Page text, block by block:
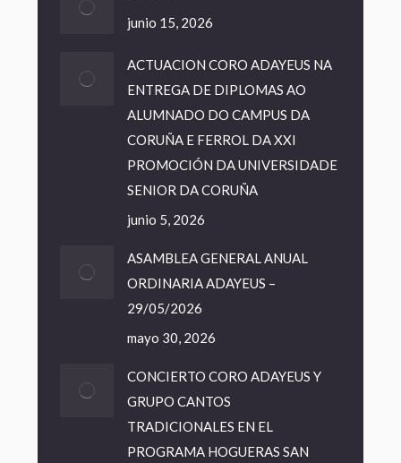
junio 15, 2026
ACTUACION CORO ADAYEUS NA
ENTREGA DE DIPLOMAS AO
ALUMNADO DO CAMPUS DA
CORUÑA E FERROL DA XXI
PROMOCIÓN DA UNIVERSIDADE
SENIOR DA CORUÑA
junio 5, 2026
ASAMBLEA GENERAL ANUAL
ORDINARIA ADAYEUS –
29/05/2026
mayo 30, 2026
CONCIERTO CORO ADAYEUS Y
GRUPO CANTOS
TRADICIONALES EN EL
PROGRAMA HOGUERAS SAN